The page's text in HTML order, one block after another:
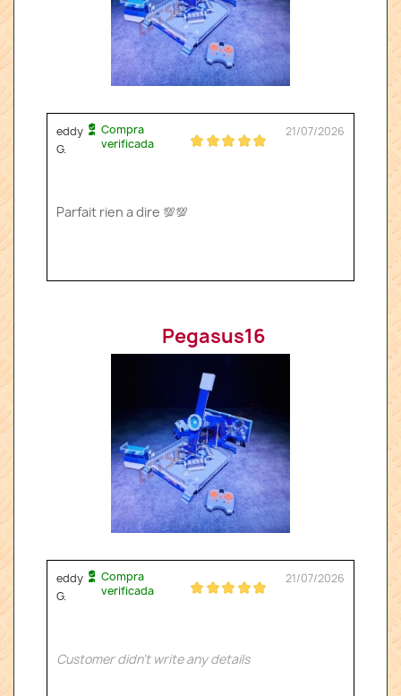
eddy
G.
Compra
verificada
21/07/2026
Parfait rien a dire 💯💯
Pegasus16
eddy
G.
Compra
verificada
21/07/2026
Customer didn't write any details